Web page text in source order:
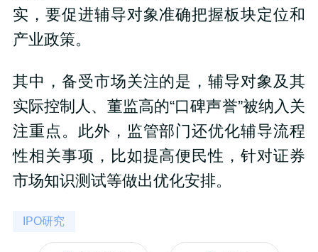
实，要促进辅导对象准确把握板块定位和
产业政策。
其中，备受市场关注的是，辅导对象及其
实际控制人、董监高的“口碑声誉”被纳入关
注重点。此外，监管部门还优化辅导流程
性相关事项，比如提高便民性，针对证券
市场知识测试等做出优化安排。
IPO研究